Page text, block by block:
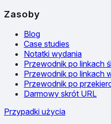
Zasoby
Blog
Case studies
Notatki wydania
Przewodnik po linkach
Przewodnik po linkach
Przewodnik po
Darmowy skrót URL
Przypadki użycia